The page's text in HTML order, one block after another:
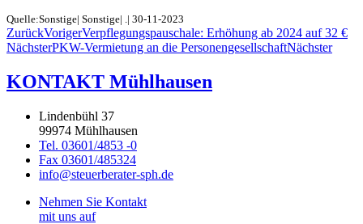
Quelle:Sonstige| Sonstige| .| 30-11-2023
ZurückVorigerVerpflegungspauschale: Erhöhung ab 2024 auf 32 €
NächsterPKW-Vermietung an die PersonengesellschaftNächster
KONTAKT Mühlhausen
Lindenbühl 37
99974 Mühlhausen
Tel. 03601/4853 -0
Fax 03601/485324
info@steuerberater-sph.de
Nehmen Sie Kontakt
mit uns auf